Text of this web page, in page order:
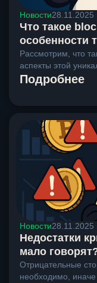
Новости28.11.2025
Что такое
особенности
Рассмотрим, что
аспекты этой
Подробнее
Новости28.11.2025
Недостатки
мало
Отрицательные
необходимо, иначе